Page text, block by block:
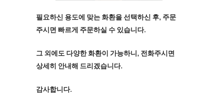
필요하신 용도에 맞는 화환을 선택하신 후, 주문
주시면 빠르게 주문하실 수 있습니다.
그 외에도 다양한 화환이 가능하니, 전화주시면
상세히 안내해 드리겠습니다.
감사합니다.